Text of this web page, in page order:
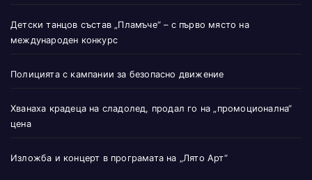
Детски танцов състав „Пламъче“ – с първо място на
международен конкурс
Полицията с кампании за безопасно движение
Хванаха крадеца на сладолед, продал го на „промоционална“
цена
Изложба и концерт в програмата на „Лято Арт“